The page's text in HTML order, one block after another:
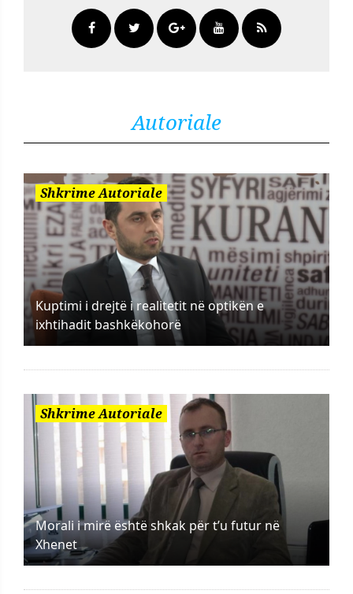
Autoriale
Shkrime Autoriale
Kuptimi i drejtë i realitetit në optikën e
ixhtihadit bashkëkohorë
Shkrime Autoriale
Morali i mirë është shkak për t’u futur në
Xhenet